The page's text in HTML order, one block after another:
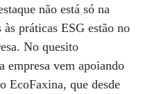
não está só na
práticas ESG estão no
No quesito
empresa vem apoiando
EcoFaxina, que desde